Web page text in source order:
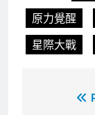
原力覺醒
星際大戰